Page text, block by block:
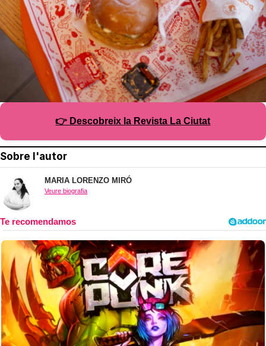
👉 Descobreix la Revista La Ciutat
Sobre l'autor
MARIA LORENZO MIRÓ
Veure biografia